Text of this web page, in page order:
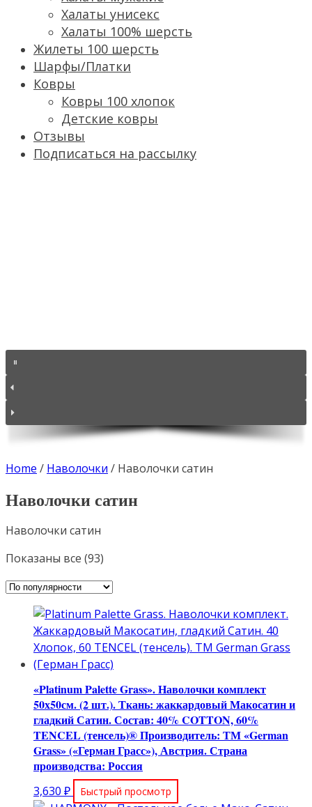
Халаты унисекс
Халаты 100% шерсть
Жилеты 100 шерсть
Шарфы/Платки
Ковры
Ковры 100 хлопок
Детские ковры
Отзывы
Подписаться на рассылку
Home / Наволочки / Наволочки сатин
Наволочки сатин
Наволочки сатин
Показаны все (93)
популярности
«Platinum Palette Grass». Наволочки комплект
50х50см. (2 шт.). Ткань: жаккардовый Макосатин и
гладкий Сатин. Состав: 40% COTTON, 60%
TENCEL (тенсель)® Производитель: ТМ «German
Grass» («Герман Грасс»), Австрия. Страна
производства: Россия
3,630 ₽ Быстрый просмотр